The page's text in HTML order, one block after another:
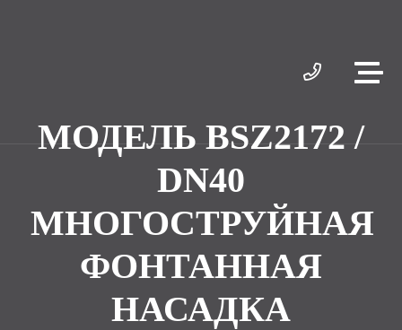
МОДЕЛЬ BSZ2172 /
DN40
МНОГОСТРУЙНАЯ
ФОНТАННАЯ
НАСАДКА